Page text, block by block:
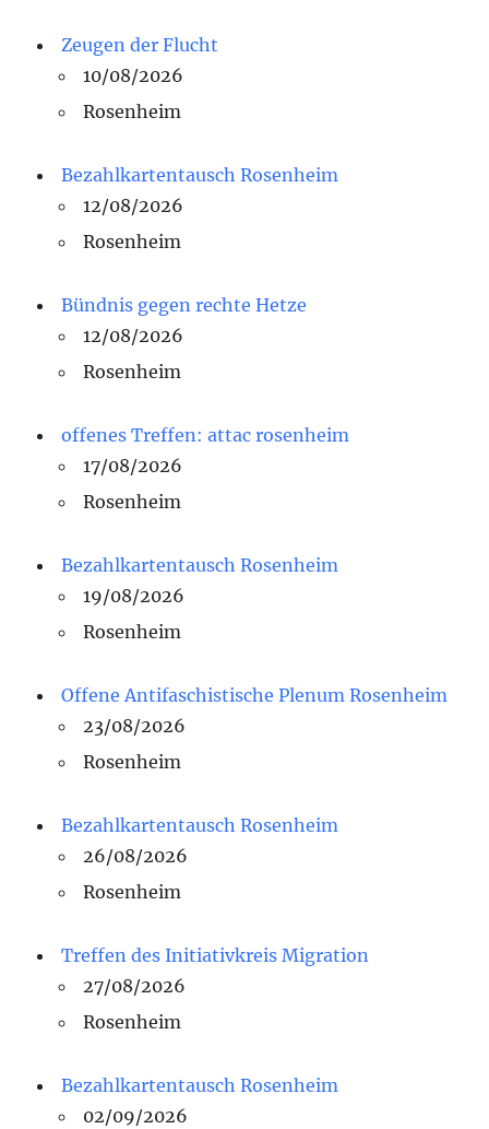
Zeugen der Flucht
10/08/2026
Rosenheim
Bezahlkartentausch Rosenheim
12/08/2026
Rosenheim
Bündnis gegen rechte Hetze
12/08/2026
Rosenheim
offenes Treffen: attac rosenheim
17/08/2026
Rosenheim
Bezahlkartentausch Rosenheim
19/08/2026
Rosenheim
Offene Antifaschistische Plenum Rosenheim
23/08/2026
Rosenheim
Bezahlkartentausch Rosenheim
26/08/2026
Rosenheim
Treffen des Initiativkreis Migration
27/08/2026
Rosenheim
Bezahlkartentausch Rosenheim
02/09/2026